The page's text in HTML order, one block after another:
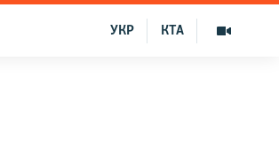
КТА
УКР